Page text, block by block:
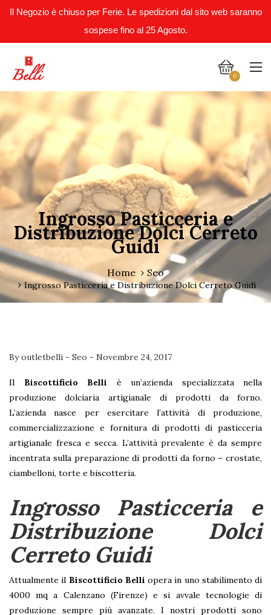
Il Negozio è chiuso per Ferie. Le spedizioni dal sito web saranno
sospese fino al 25 Agosto.
0
Ingrosso Pasticceria e
Distribuzione Dolci Cerreto
Guidi
Home Seo
Ingrosso Pasticceria e Distribuzione Dolci Cerreto Guidi
Byoutletbelli - Seo - Novembre 24, 2017
Il Biscottificio Belli è un’azienda specializzata nella
produzione dolciaria artigianale di prodotti da forno.
L’azienda nasce per esercitare l’attività di produzione,
commercializzazione e fornitura di prodotti di pasticceria
artigianale fresca e secca. L’attività prevalente è da sempre
incentrata sulla preparazione di prodotti da forno – crostate,
ciambelloni, torte e biscotteria.
Ingrosso Pasticceria e
Distribuzione Dolci
Cerreto Guidi
Attualmente il Biscottificio Belli opera in uno stabilimento di
4000 mq a Calenzano (Firenze) e si avvale tecnologie di
produzione sempre più avanzate. I nostri prodotti sono